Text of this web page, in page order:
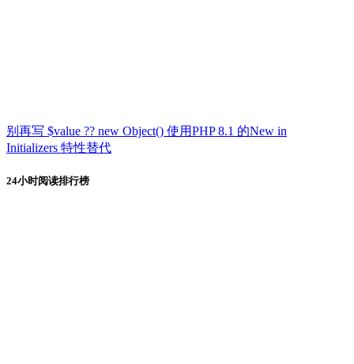
别再写 $value ?? new Object() 使用PHP 8.1 的New in
Initializers 特性替代
24小时阅读排行榜